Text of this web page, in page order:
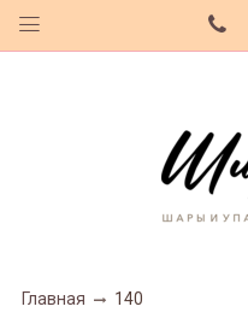
Главная 140